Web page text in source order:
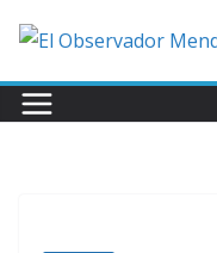
contenido